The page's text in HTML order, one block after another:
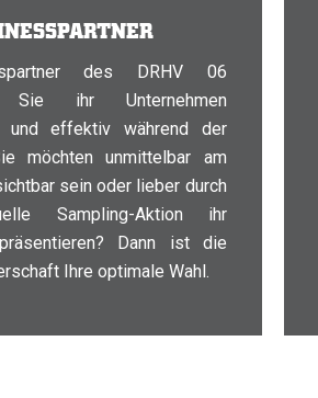
des DRHV 06
Sie ihr Unternehmen
und effektiv während der
möchten unmittelbar am
sein oder lieber durch
Sampling-Aktion ihr
Dann ist die
Ihre optimale Wahl.